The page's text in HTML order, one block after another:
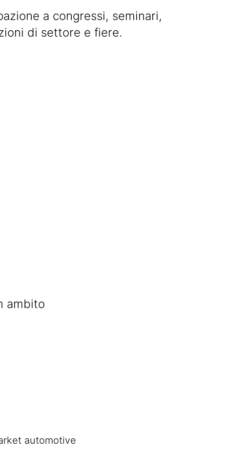
a congressi, seminari,
di settore e fiere.
ambito
automotive